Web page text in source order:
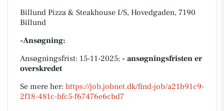
Billund Pizza & Steakhouse I/S, Hovedgaden, 7190
Billund
-Ansøgning:
Ansøgningsfrist: 15-11-2025; - ansøgningsfristen er
overskredet
Se mere her: https://job.jobnet.dk/find-job/a21b91c9-
2f18-481c-bfc5-f67476e6cbd7